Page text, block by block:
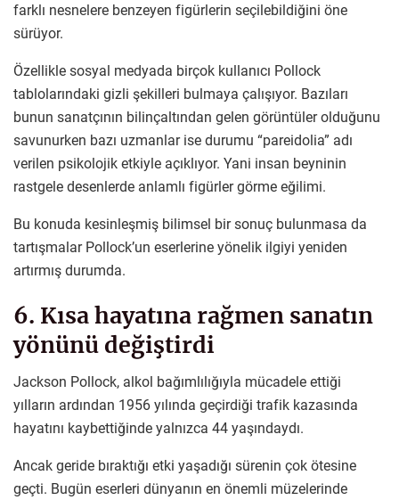
farklı nesnelere benzeyen figürlerin seçilebildiğini öne
sürüyor.
Özellikle sosyal medyada birçok kullanıcı Pollock
tablolarındaki gizli şekilleri bulmaya çalışıyor. Bazıları
bunun sanatçının bilinçaltından gelen görüntüler olduğunu
savunurken bazı uzmanlar ise durumu “pareidolia” adı
verilen psikolojik etkiyle açıklıyor. Yani insan beyninin
rastgele desenlerde anlamlı figürler görme eğilimi.
Bu konuda kesinleşmiş bilimsel bir sonuç bulunmasa da
tartışmalar Pollock’un eserlerine yönelik ilgiyi yeniden
artırmış durumda.
6. Kısa hayatına rağmen sanatın
yönünü değiştirdi
Jackson Pollock, alkol bağımlılığıyla mücadele ettiği
yılların ardından 1956 yılında geçirdiği trafik kazasında
hayatını kaybettiğinde yalnızca 44 yaşındaydı.
Ancak geride bıraktığı etki yaşadığı sürenin çok ötesine
geçti. Bugün eserleri dünyanın en önemli müzelerinde